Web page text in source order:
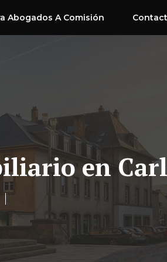
Abogados A Comisión
en